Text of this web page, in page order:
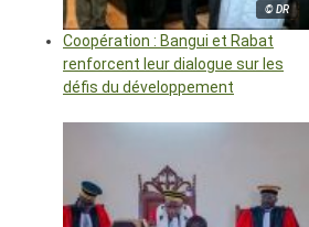
© DR
Coopération : Bangui et Rabat
renforcent leur dialogue sur les
défis du développement